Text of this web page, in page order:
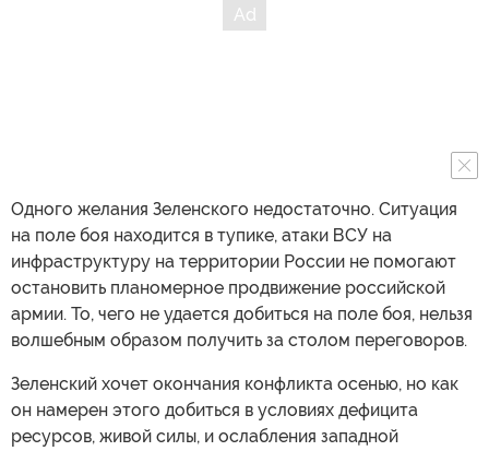
Одного желания Зеленского недостаточно. Ситуация
на поле боя находится в тупике, атаки ВСУ на
инфраструктуру на территории России не помогают
остановить планомерное продвижение российской
армии. То, чего не удается добиться на поле боя, нельзя
волшебным образом получить за столом переговоров.
Зеленский хочет окончания конфликта осенью, но как
он намерен этого добиться в условиях дефицита
ресурсов, живой силы, и ослабления западной